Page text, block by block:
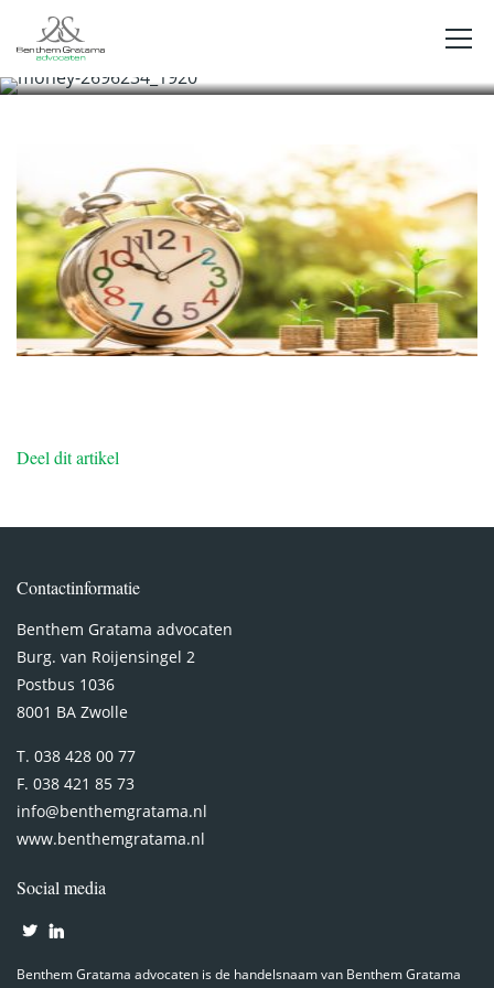
money-2696234_1920
Deel dit artikel
Contactinformatie
Benthem Gratama advocaten
Burg. van Roijensingel 2
Postbus 1036
8001 BA Zwolle
T. 038 428 00 77
F. 038 421 85 73
info@benthemgratama.nl
www.benthemgratama.nl
Social media
Benthem Gratama advocaten is de handelsnaam van Benthem Gratama